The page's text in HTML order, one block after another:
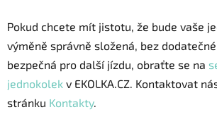
Pokud chcete mít jistotu, že bude vaše
výměně správně složená, bez
bezpečná pro další jízdu, obraťte se na
jednokolek v EKOLKA.CZ. Kontaktovat
stránku Kontakty.